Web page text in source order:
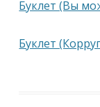
Буклет (Вы
Буклет